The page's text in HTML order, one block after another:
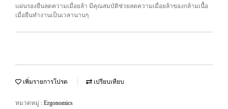
แผ่นรองยืนลดความเมื่อยล้า มีคุณสมบัติช่วยลดความเมื่อยล้าของกล้ามเนื้อ
เมื่อยืนทำงานเป็นเวลานานๆ
เพิ่มรายการโปรด เปรียบเทียบ
หมวดหมู่ : Ergonomics